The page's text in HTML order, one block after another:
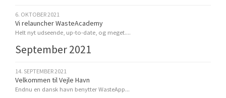
6. OKTOBER 2021
Vi relauncher WasteAcademy
Helt nyt udseende, up-to-date, og meget....
September 2021
14. SEPTEMBER 2021
Velkommen til Vejle Havn
Endnu en dansk havn benytter WasteApp...